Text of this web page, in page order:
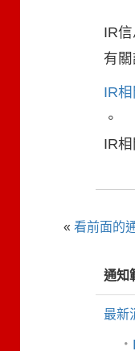
IR信
有
IR
。
IR
« 看前面的
通知
最新